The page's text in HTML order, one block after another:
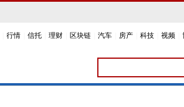
行情 信托 理财 区块链 汽车 房产 科技 视频